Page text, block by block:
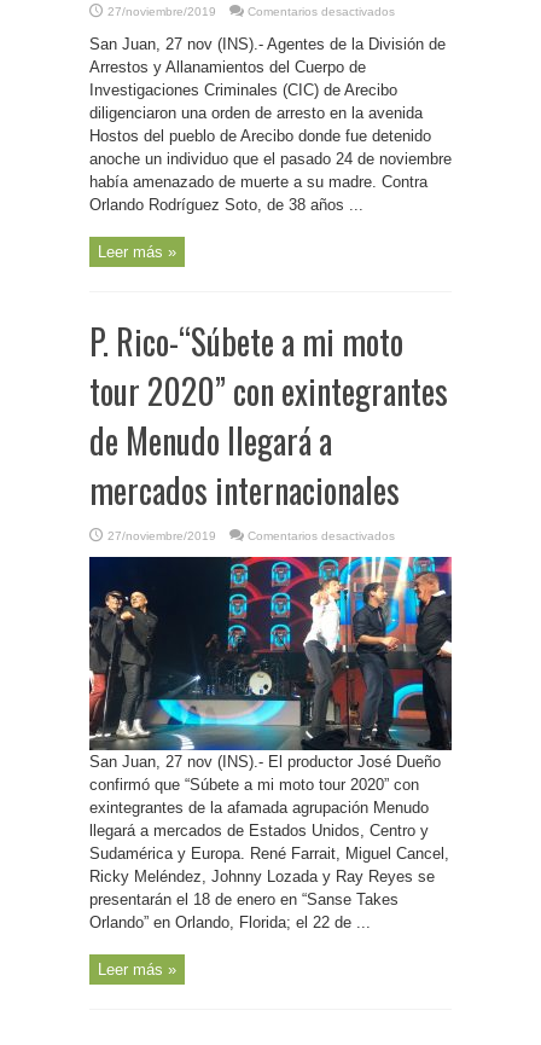
27/noviembre/2019 Comentarios desactivados
Rico-
Arrestan
que
de
muerte
a
su
San Juan, 27 nov (INS).- Agentes de la División de
Arrestos y Allanamientos del Cuerpo de
Investigaciones Criminales (CIC) de Arecibo
diligenciaron una orden de arresto en la avenida
Hostos del pueblo de Arecibo donde fue detenido
anoche un individuo que el pasado 24 de noviembre
había amenazado de muerte a su madre. Contra
Orlando Rodríguez Soto, de 38 años ...
Leer más »
P. Rico-“Súbete a mi moto
tour 2020” con exintegrantes
de Menudo llegará a
mercados internacionales
27/noviembre/2019 Comentarios desactivados
Rico-“Súbete
a
mi
moto
tour
2020”
con
exintegrantes
de
Menudo
llegará
a
mercados
internacionales
San Juan, 27 nov (INS).- El productor José Dueño
confirmó que “Súbete a mi moto tour 2020” con
exintegrantes de la afamada agrupación Menudo
llegará a mercados de Estados Unidos, Centro y
Sudamérica y Europa. René Farrait, Miguel Cancel,
Ricky Meléndez, Johnny Lozada y Ray Reyes se
presentarán el 18 de enero en “Sanse Takes
Orlando” en Orlando, Florida; el 22 de ...
Leer más »